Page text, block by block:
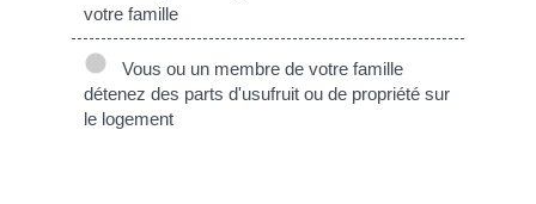
votre famille
Vous ou un membre de votre famille
détenez des parts d'usufruit ou de propriété sur
le logement